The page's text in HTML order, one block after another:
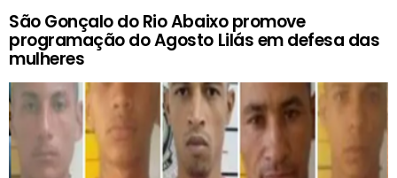
São Gonçalo do Rio Abaixo promove
programação do Agosto Lilás em defesa das
mulheres